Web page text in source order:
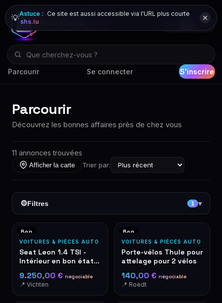
Parcourir Se connecter S'inscrire
💡Astuce : Ce site est aussi accessible via l'URL plus courte
shs.lu
Parcourir
Découvrez les bonnes affaires près de chez vous
11 annonces trouvées
Afficher la carte Trier par:
⚙Filtres 1 ▾
Bon
VOITURES & PIÈCES AUTO
Seat Leon 1.4 TSI -
Intérieur en bon état –
9.250,00 € négociable
📍 Vichten
Bon
VOITURES & PIÈCES AUTO
Porte-vélos Thule pour
attelage pour 2 vélos
140,00 € négociable
📍 Roedt